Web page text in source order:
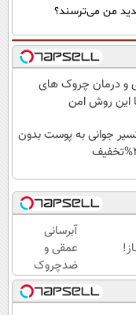
من می‌ترسند؟
و درمان چروک های
این روش امن
جوانی به پوست بدون
آبرسانی
عمقی و
ضدچروک
قوی
گیاهی